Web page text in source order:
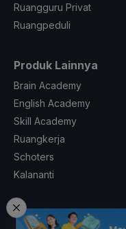
Ruangguru Privat
Ruangpeduli
Produk Lainnya
Brain Academy
English Academy
Skill Academy
Ruangkerja
Schoters
Kalananti